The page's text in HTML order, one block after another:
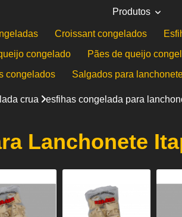
Produtos
Croissant congelados
congelado
Pães de queijo
congelados
Salgados para
crua esfihas congelada para
Lanchonete